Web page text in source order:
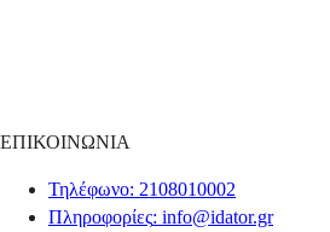
ΕΠΙΚΟΙΝΩΝΙΑ
Τηλέφωνο: 2108010002
Πληροφορίες: info@idator.gr